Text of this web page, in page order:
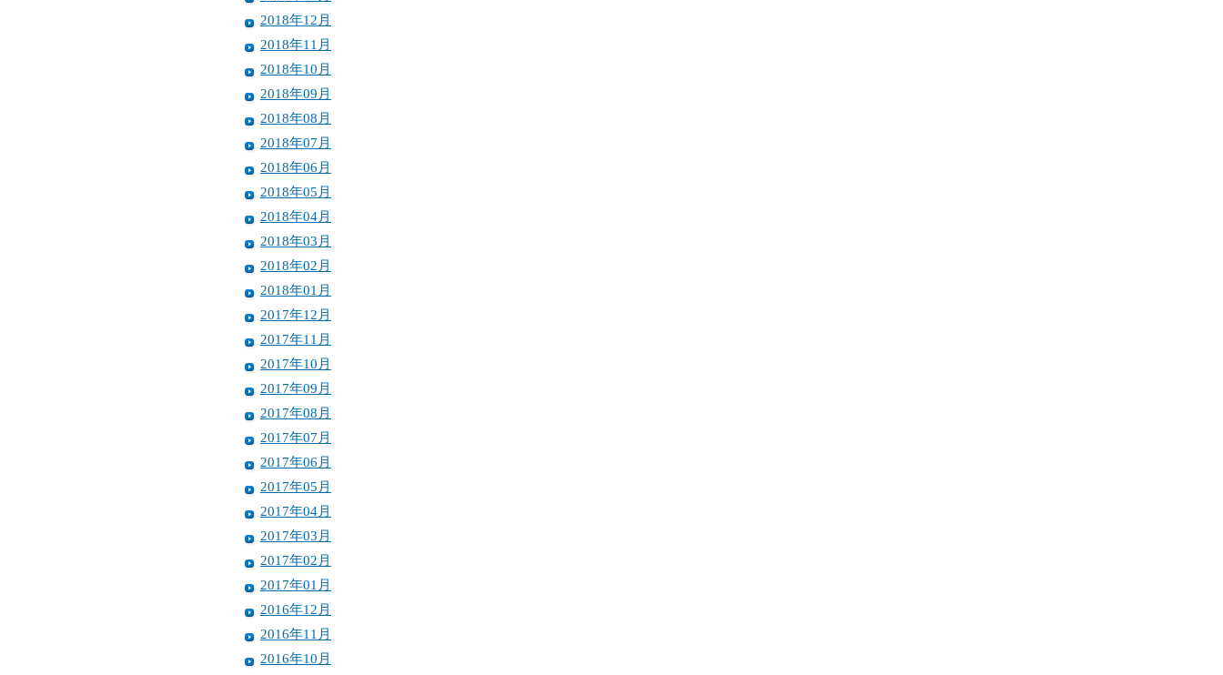
2018年12月
2018年11月
2018年10月
2018年09月
2018年08月
2018年07月
2018年06月
2018年05月
2018年04月
2018年03月
2018年02月
2018年01月
2017年12月
2017年11月
2017年10月
2017年09月
2017年08月
2017年07月
2017年06月
2017年05月
2017年04月
2017年03月
2017年02月
2017年01月
2016年12月
2016年11月
2016年10月